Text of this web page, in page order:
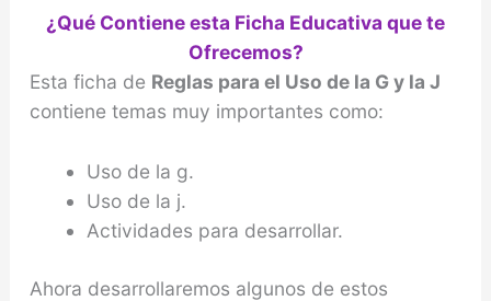
¿Qué Contiene esta Ficha Educativa que te
Ofrecemos?
Esta ficha de Reglas para el Uso de la G y la J
contiene temas muy importantes como:
Uso de la g.
Uso de la j.
Actividades para desarrollar.
Ahora desarrollaremos algunos de estos